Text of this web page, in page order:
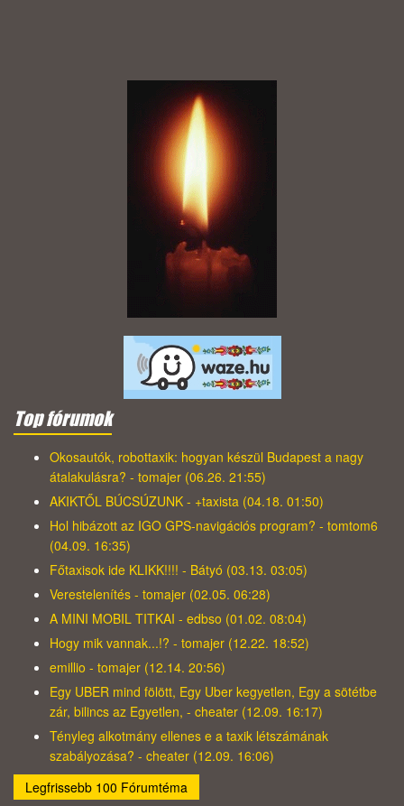
Top fórumok
Okosautók, robottaxik: hogyan készül Budapest a nagy
átalakulásra? - tomajer (06.26. 21:55)
AKIKTŐL BÚCSÚZUNK - +taxista (04.18. 01:50)
Hol hibázott az IGO GPS-navigációs program? - tomtom6
(04.09. 16:35)
Főtaxisok ide KLIKK!!!! - Bátyó (03.13. 03:05)
Verestelenítés - tomajer (02.05. 06:28)
A MINI MOBIL TITKAI - edbso (01.02. 08:04)
Hogy mik vannak...!? - tomajer (12.22. 18:52)
emillio - tomajer (12.14. 20:56)
Egy UBER mind fölött, Egy Uber kegyetlen, Egy a sötétbe
zár, bilincs az Egyetlen, - cheater (12.09. 16:17)
Tényleg alkotmány ellenes e a taxik létszámának
szabályozása? - cheater (12.09. 16:06)
Legfrissebb 100 Fórumtéma